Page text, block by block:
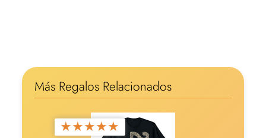
Más Regalos Relacionados
★★★★★